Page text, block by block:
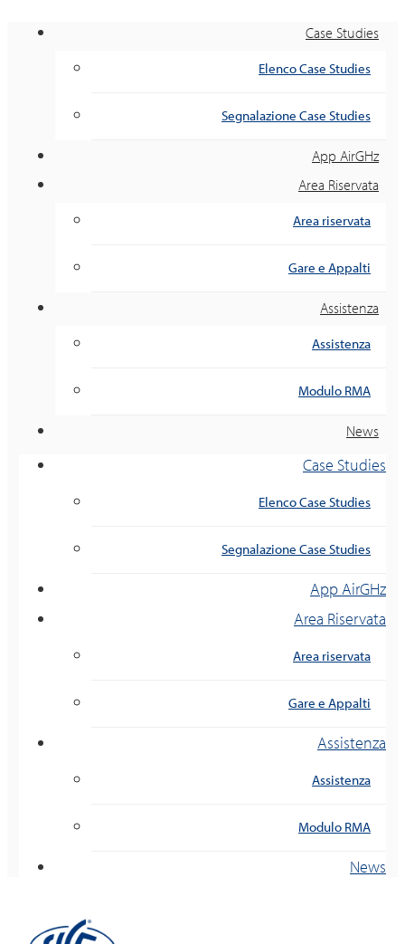
Case Studies
Elenco Case Studies
Segnalazione Case Studies
App AirGHz
Area Riservata
Area riservata
Gare e Appalti
Assistenza
Assistenza
Modulo RMA
News
Case Studies
Elenco Case Studies
Segnalazione Case Studies
App AirGHz
Area Riservata
Area riservata
Gare e Appalti
Assistenza
Assistenza
Modulo RMA
News